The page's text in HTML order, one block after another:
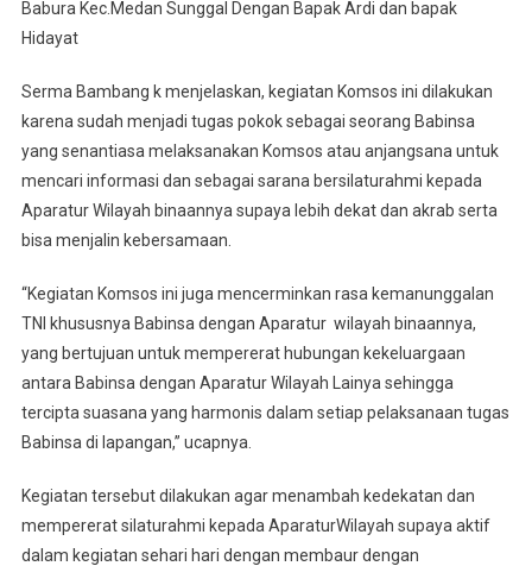
Babura Kec.Medan Sunggal Dengan Bapak Ardi dan bapak
Hidayat
Serma Bambang k menjelaskan, kegiatan Komsos ini dilakukan
karena sudah menjadi tugas pokok sebagai seorang Babinsa
yang senantiasa melaksanakan Komsos atau anjangsana untuk
mencari informasi dan sebagai sarana bersilaturahmi kepada
Aparatur Wilayah binaannya supaya lebih dekat dan akrab serta
bisa menjalin kebersamaan.
“Kegiatan Komsos ini juga mencerminkan rasa kemanunggalan
TNI khususnya Babinsa dengan Aparatur wilayah binaannya,
yang bertujuan untuk mempererat hubungan kekeluargaan
antara Babinsa dengan Aparatur Wilayah Lainya sehingga
tercipta suasana yang harmonis dalam setiap pelaksanaan tugas
Babinsa di lapangan,” ucapnya.
Kegiatan tersebut dilakukan agar menambah kedekatan dan
mempererat silaturahmi kepada AparaturWilayah supaya aktif
dalam kegiatan sehari hari dengan membaur dengan